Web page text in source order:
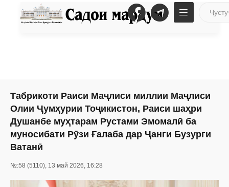
Табрикоти Раиси Маҷлиси миллии Маҷлиси
Олии Ҷумҳурии Тоҷикистон, Раиси шаҳри
Душанбе муҳтарам Рустами Эмомалӣ ба
муносибати Рӯзи Ғалаба дар Ҷанги Бузурги
Ватанӣ
№:58 (5110), 13 май 2026, 16:28